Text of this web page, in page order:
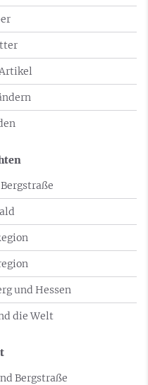
und Hessen
die Welt
Bergstraße